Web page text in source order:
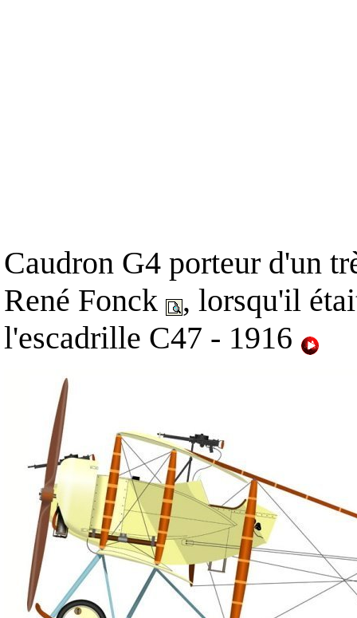
Caudron G4 porteur d'un
René Fonck
, lorsqu'il
l'escadrille C47 - 1916